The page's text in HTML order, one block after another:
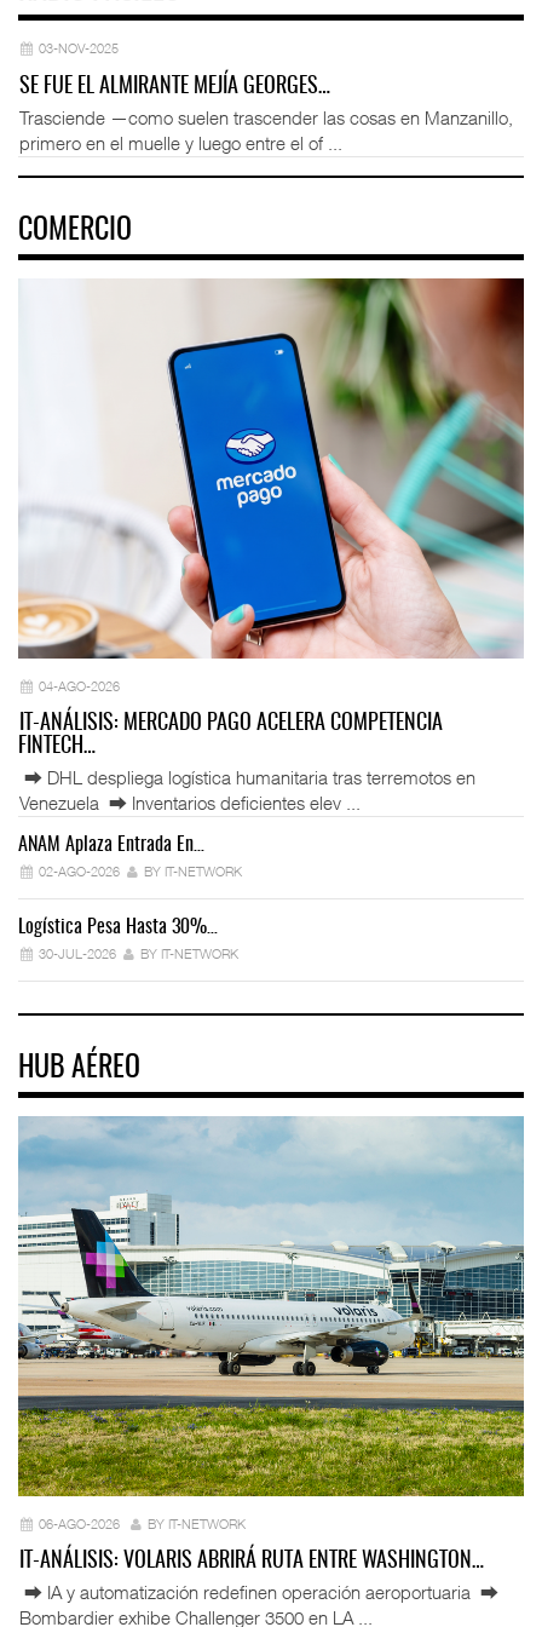
03-NOV-2025
SE FUE EL ALMIRANTE MEJÍA GEORGES…
Trasciende —como suelen trascender las cosas en Manzanillo,
primero en el muelle y luego entre el of ...
COMERCIO
04-AGO-2026
IT-ANÁLISIS: MERCADO PAGO ACELERA COMPETENCIA
FINTECH…
⮕ DHL despliega logística humanitaria tras terremotos en
Venezuela ⮕ Inventarios deficientes elev ...
ANAM Aplaza Entrada En…
02-AGO-2026 BY IT-NETWORK
Logística Pesa Hasta 30%…
30-JUL-2026 BY IT-NETWORK
HUB AÉREO
06-AGO-2026 BY IT-NETWORK
IT-ANÁLISIS: VOLARIS ABRIRÁ RUTA ENTRE WASHINGTON…
⮕ IA y automatización redefinen operación aeroportuaria ⮕
Bombardier exhibe Challenger 3500 en LA ...